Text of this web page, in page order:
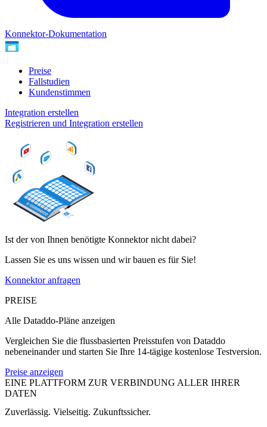
Konnektor-Dokumentation
Preise
Fallstudien
Kundenstimmen
Integration erstellen
Registrieren und Integration erstellen
Ist der von Ihnen benötigte Konnektor nicht dabei?
Lassen Sie es uns wissen und wir bauen es für Sie!
Konnektor anfragen
PREISE
Alle Dataddo-Pläne anzeigen
Vergleichen Sie die flussbasierten Preisstufen von Dataddo
nebeneinander und starten Sie Ihre 14-tägige kostenlose Testversion.
Preise anzeigen
EINE PLATTFORM ZUR VERBINDUNG ALLER IHRER
DATEN
Zuverlässig. Vielseitig. Zukunftssicher.